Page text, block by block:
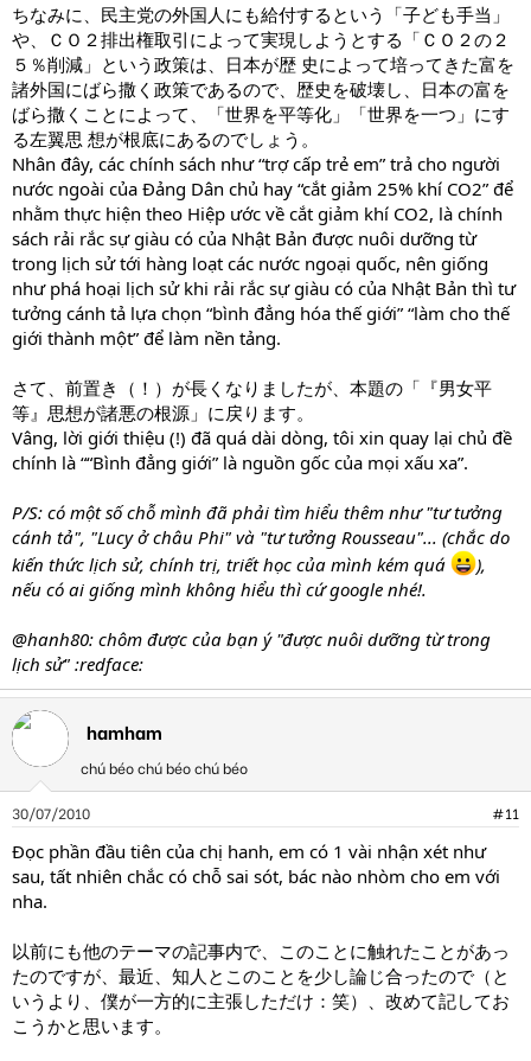
ちなみに、民主党の外国人にも給付するという「子ども手当」
や、ＣＯ２排出権取引によって実現しようとする「ＣＯ２の２
５％削減」という政策は、日本が歴 史によって培ってきた富を
諸外国にばら撒く政策であるので、歴史を破壊し、日本の富を
ばら撒くことによって、「世界を平等化」「世界を一つ」にす
る左翼思 想が根底にあるのでしょう。
Nhân đây, các chính sách như “trợ cấp trẻ em” trả cho người
nước ngoài của Đảng Dân chủ hay “cắt giảm 25% khí CO2” để
nhằm thực hiện theo Hiệp ước về cắt giảm khí CO2, là chính
sách rải rắc sự giàu có của Nhật Bản được nuôi dưỡng từ
trong lịch sử tới hàng loạt các nước ngoại quốc, nên giống
như phá hoại lịch sử khi rải rắc sự giàu có của Nhật Bản thì tư
tưởng cánh tả lựa chọn “bình đẳng hóa thế giới” “làm cho thế
giới thành một” để làm nền tảng.
さて、前置き（！）が長くなりましたが、本題の「『男女平
等』思想が諸悪の根源」に戻ります。
Vâng, lời giới thiệu (!) đã quá dài dòng, tôi xin quay lại chủ đề
chính là ““Bình đẳng giới” là nguồn gốc của mọi xấu xa”.
P/S: có một số chỗ mình đã phải tìm hiểu thêm như "tư tưởng
cánh tả", "Lucy ở châu Phi" và "tư tưởng Rousseau"... (chắc do
kiến thức lịch sử, chính trị, triết học của mình kém quá
),
nếu có ai giống mình không hiểu thì cứ google nhé!.
@hanh80: chôm được của bạn ý "được nuôi dưỡng từ trong
lịch sử" :redface:
hamham
chú béo chú béo chú béo
30/07/2010 #11
Đọc phần đầu tiên của chị hanh, em có 1 vài nhận xét như
sau, tất nhiên chắc có chỗ sai sót, bác nào nhòm cho em với
nha.
以前にも他のテーマの記事内で、このことに触れたことがあっ
たのですが、最近、知人とこのことを少し論じ合ったので（と
いうより、僕が一方的に主張しただけ：笑）、改めて記してお
こうかと思います。